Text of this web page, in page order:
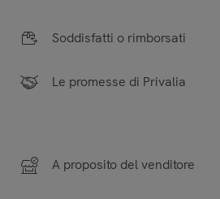
Soddisfatti o rimborsati
Le promesse di Privalia
A proposito del venditore